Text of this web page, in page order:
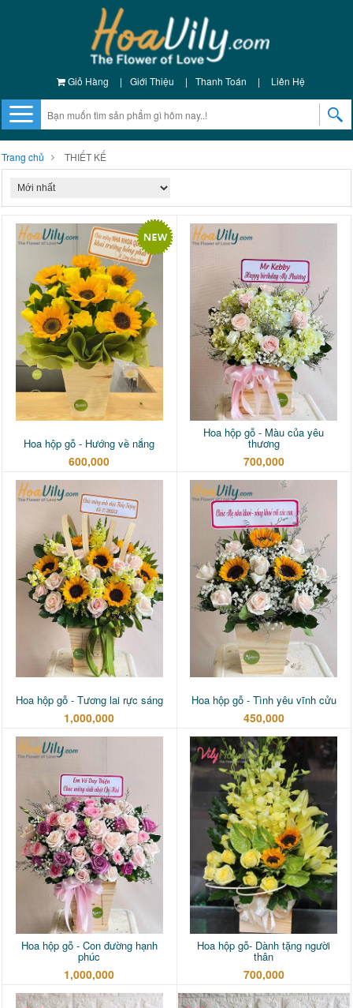
Giỏ Hàng | Giới Thiệu | Thanh Toán | Liên Hệ
Trang chủ THIẾT KẾ
Hoa hộp gỗ - Hướng về nắng
600,000
Hoa hộp gỗ - Màu của yêu
thương
700,000
Hoa hộp gỗ - Tương lai rực sáng
1,000,000
Hoa hộp gỗ - Tình yêu vĩnh cửu
450,000
Hoa hộp gỗ - Con đường hạnh
phúc
1,000,000
Hoa hộp gỗ- Dành tặng người
thân
700,000